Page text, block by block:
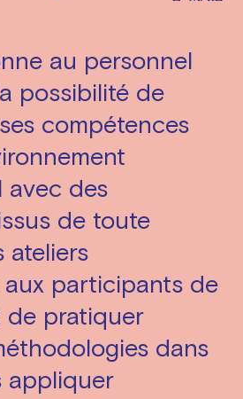
au personnel
possibilité de
compétences
avec des
de toute
ateliers
participants de
pratiquer
dans
appliquer